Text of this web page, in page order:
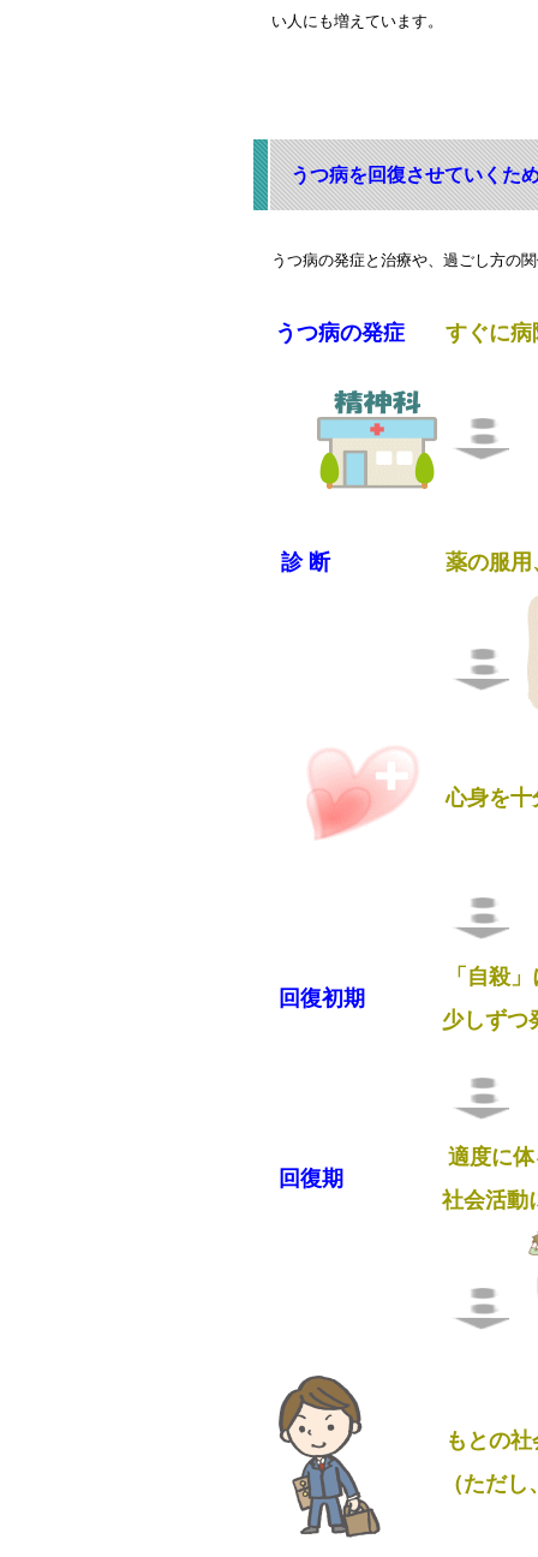
い人にも増えています。
うつ病を回復させていくた
うつ病の発症と治療や、過ごし方の
うつ病の発症 すぐに病
診 断 薬の服用
心身を十
回復初期
「自殺
少しずつ
回復期
適度に
社会活動
もとの
（ただ